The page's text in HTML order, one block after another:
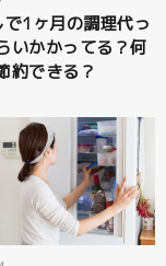
1ヶ月の調理代っ
いかかってる？何
約できる？